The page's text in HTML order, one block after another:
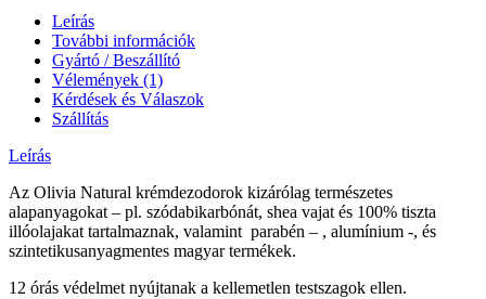
Leírás
További információk
Gyártó / Beszállító
Vélemények (1)
Kérdések és Válaszok
Szállítás
Leírás
Az Olivia Natural krémdezodorok kizárólag természetes
alapanyagokat – pl. szódabikarbónát, shea vajat és 100% tiszta
illóolajakat tartalmaznak, valamint parabén – , alumínium -, és
szintetikusanyagmentes magyar termékek.
12 órás védelmet nyújtanak a kellemetlen testszagok ellen.